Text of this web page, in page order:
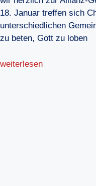
18. Januar treffen sich
unterschiedlichen
zu beten, Gott zu loben
weiterlesen